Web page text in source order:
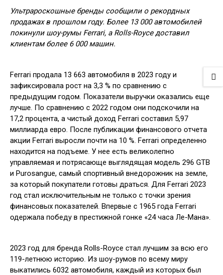
Ультрароскошные бренды сообщили о рекордных
продажах в прошлом году. Более 13 000 автомобилей
покинули шоу-румы Ferrari, а Rolls-Royce доставил
клиентам более 6 000 машин.
Ferrari продала 13 663 автомобиля в 2023 году и
зафиксировала рост на 3,3 % по сравнению с
предыдущим годом. Показатели выручки оказались еще
лучше. По сравнению с 2022 годом они подскочили на
17,2 процента, а чистый доход Ferrari составил 5,97
миллиарда евро. После публикации финансового отчета
акции Ferrari выросли почти на 10 %. Ferrari определенно
находится на подъеме. У нее есть великолепно
управляемая и потрясающе выглядящая модель 296 GTB
и Purosangue, самый спортивный внедорожник на земле,
за который покупатели готовы драться. Для Ferrari 2023
год стал исключительным не только с точки зрения
финансовых показателей. Впервые с 1965 года Ferrari
одержала победу в престижной гонке «24 часа Ле-Мана».
2023 год для бренда Rolls-Royce стал лучшим за всю его
119-летнюю историю. Из шоу-румов по всему миру
выкатились 6032 автомобиля, каждый из которых был